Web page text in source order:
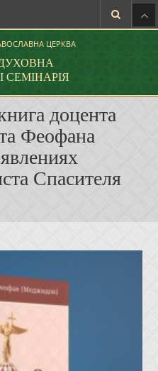
ЦЕРКВА
СЕМІНАРІЯ
доцента
Феофана
Спасителя